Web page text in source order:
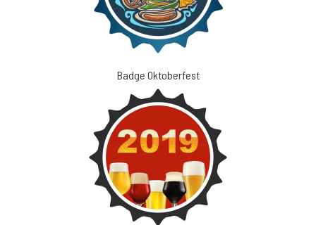
Badge Oktoberfest